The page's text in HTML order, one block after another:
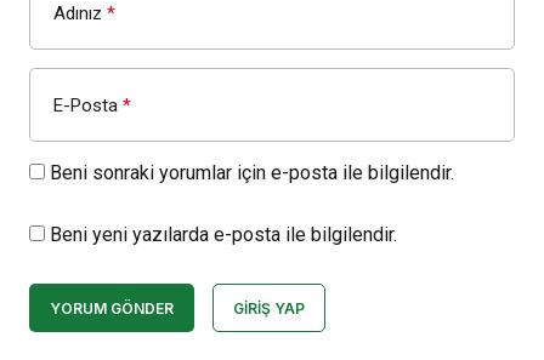
Adınız *
E-Posta *
Beni sonraki yorumlar için e-posta ile bilgilendir.
Beni yeni yazılarda e-posta ile bilgilendir.
YORUM GÖNDER GIRIŞ YAP